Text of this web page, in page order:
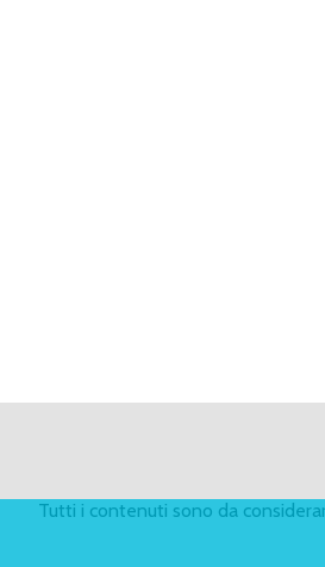
Tutti i contenuti sono da